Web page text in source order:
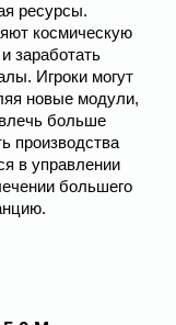
ресурсы.
космическую
заработать
Игроки могут
новые модули,
больше
производства
в управлении
большего